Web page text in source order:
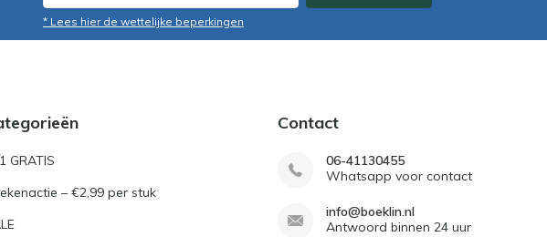
* Lees hier de wettelijke beperkingen
GRATIS
– €2,99 per stuk
Contact
06-41130455
Whatsapp voor contact
info@boeklin.nl
Antwoord binnen 24 uur